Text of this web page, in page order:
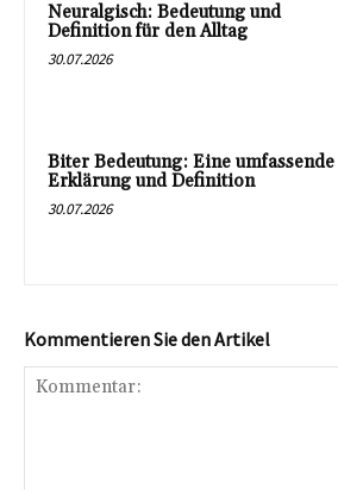
Neuralgisch: Bedeutung und
Definition für den Alltag
30.07.2026
Biter Bedeutung: Eine umfassende
Erklärung und Definition
30.07.2026
Kommentieren Sie den Artikel